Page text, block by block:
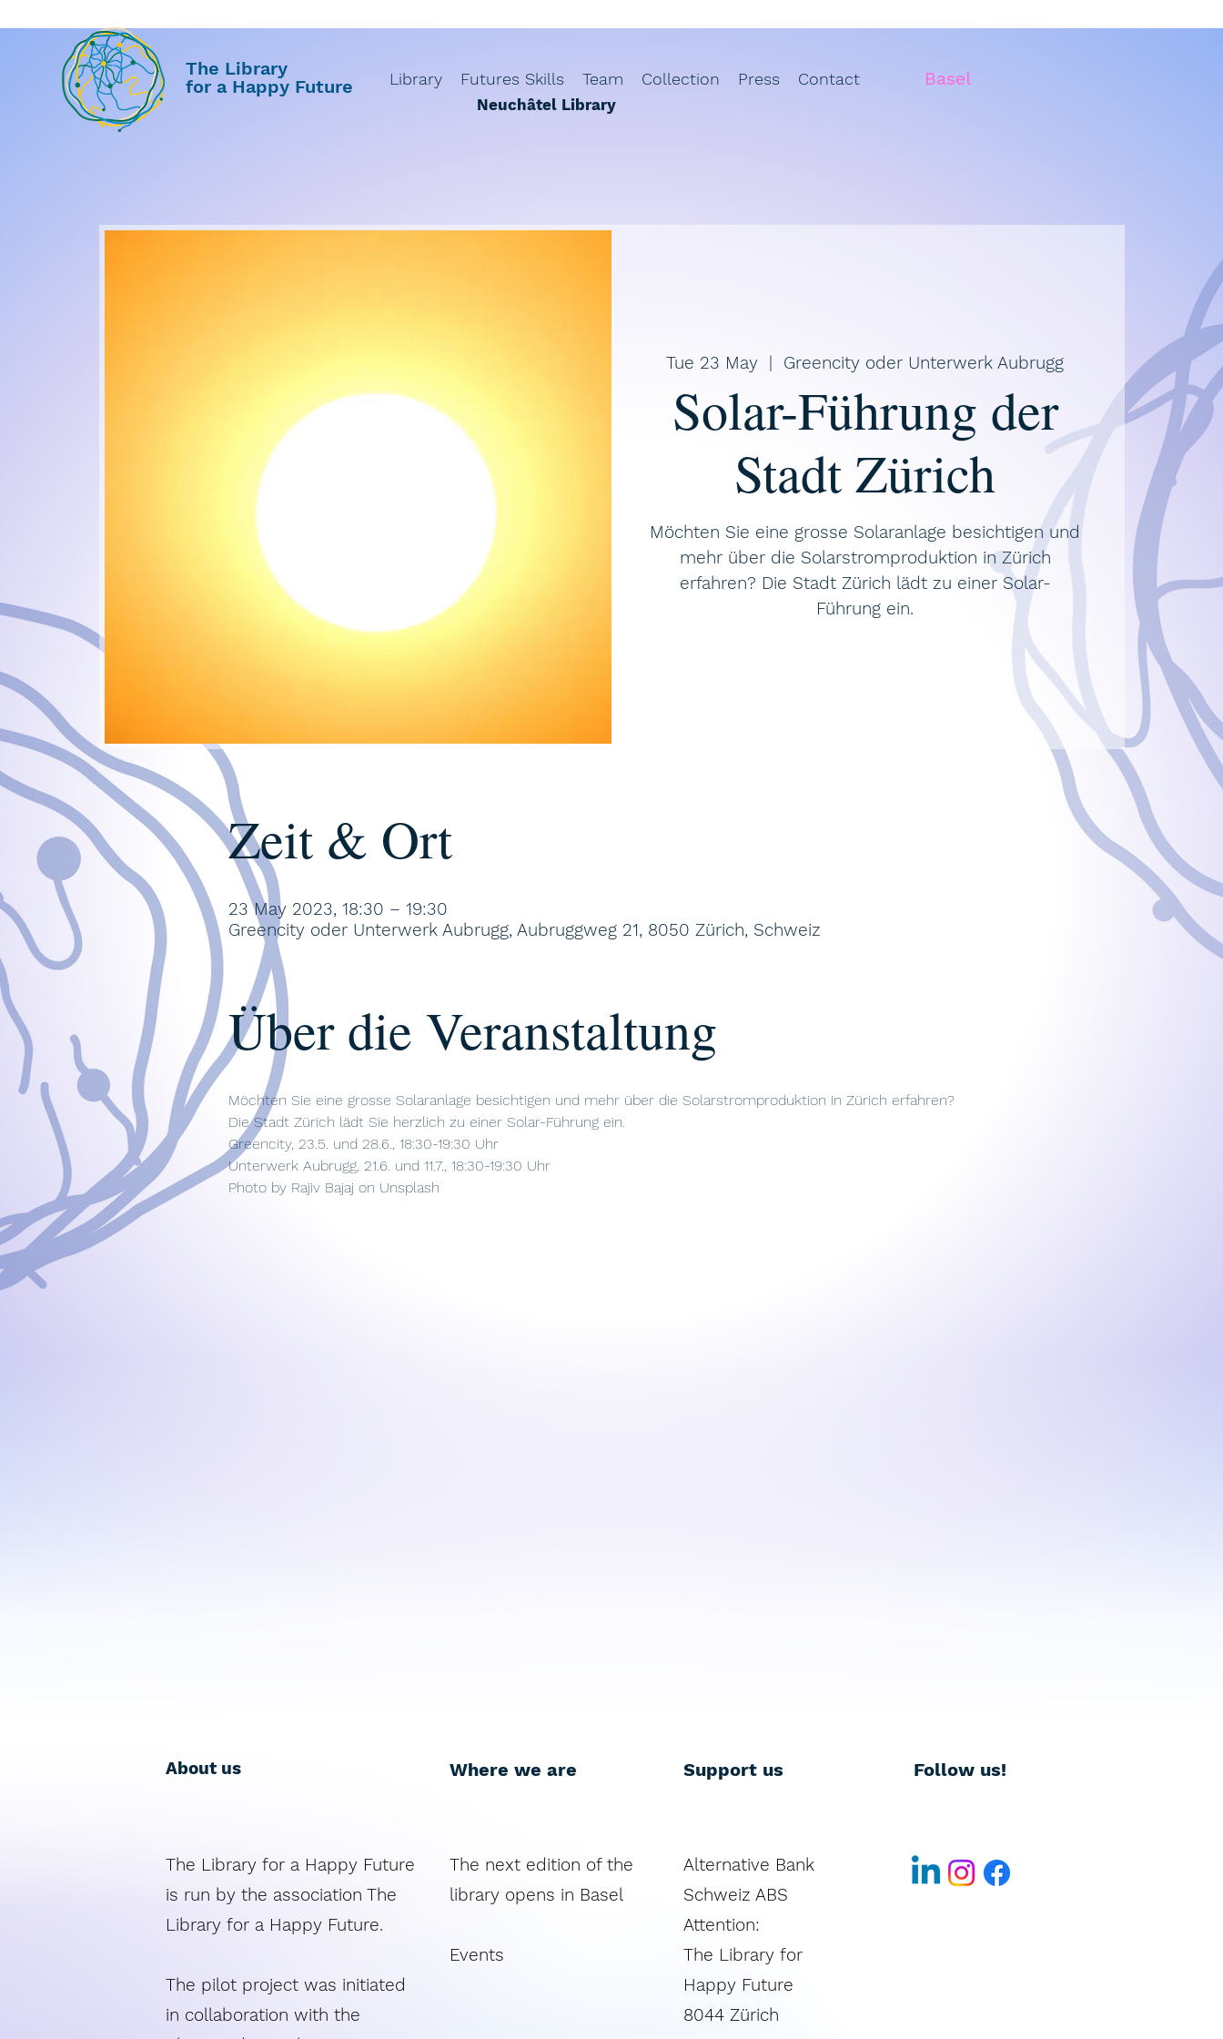
The Library
for a Happy Future
Library Futures Skills Team Collection Press Contact Basel
Neuchâtel Library
Tue 23 May
  |
Greencity oder Unterwerk Aubrugg
Solar-Führung der
Stadt Zürich
Möchten Sie eine grosse Solaranlage besichtigen und
mehr über die Solarstromproduktion in Zürich
erfahren? Die Stadt Zürich lädt zu einer Solar-
Führung ein.
Zeit & Ort
23 May 2023, 18:30 – 19:30
Greencity oder Unterwerk Aubrugg, Aubruggweg 21, 8050 Zürich, Schweiz
Über die Veranstaltung
Möchten Sie eine grosse Solaranlage besichtigen und mehr über die Solarstromproduktion in Zürich erfahren?
Die Stadt Zürich lädt Sie herzlich zu einer Solar-Führung ein.
Greencity, 23.5. und 28.6., 18:30-19:30 Uhr
Unterwerk Aubrugg, 21.6. und 11.7., 18:30-19:30 Uhr
Photo by Rajiv Bajaj on Unsplash
About us Where we are Support us Follow us!
The Library for a Happy Future
is run by the association The
Library for a Happy Future.
The pilot project was initiated
in collaboration with the
The next edition of the
library opens in Basel
Events
Alternative Bank
Schweiz ABS​
​Attention:
The Library for
Happy Future
8044 Zürich